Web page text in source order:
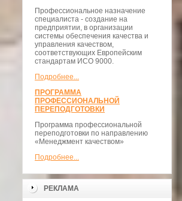
Профессиональное назначение
специалиста - создание на
предприятии, в организации
системы обеспечения качества и
управления качеством,
соответствующих Европейским
стандартам ИСО 9000.
Подробнее...
ПРОГРАММА
ПРОФЕССИОНАЛЬНОЙ
ПЕРЕПОДГОТОВКИ
Программа профессиональной
переподготовки по направлению
«Менеджмент качеством»
Подробнее...
РЕКЛАМА